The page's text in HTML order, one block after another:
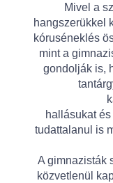
Mivel a
hangszerükkel
kóruséneklés
mint a
gondolják is,
hallásukat
tudattalanul is
A gimnazisták
közvetlenül